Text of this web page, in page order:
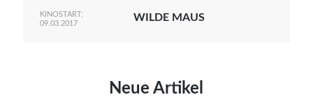
KINOSTART:
09.03.2017
WILDE MAUS
Neue Artikel